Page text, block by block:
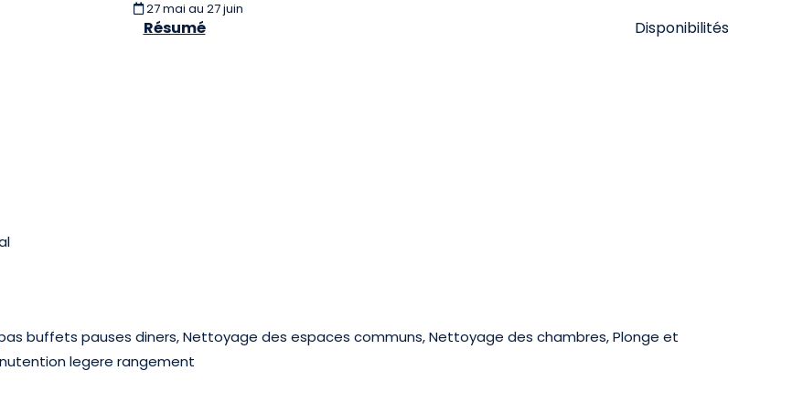
27 mai au 27 juin
Résumé Disponibilités
buffets pauses diners, Nettoyage des espaces communs, Nettoyage des chambres, Plonge et
legere rangement